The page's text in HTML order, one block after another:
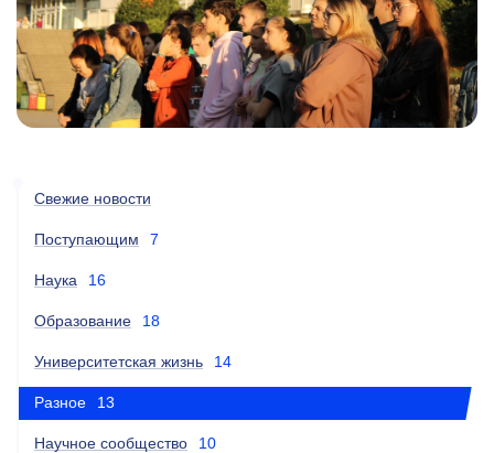
Свежие новости
Поступающим 7
Наука 16
Образование 18
Университетская жизнь 14
Разное 13
Научное сообщество 10